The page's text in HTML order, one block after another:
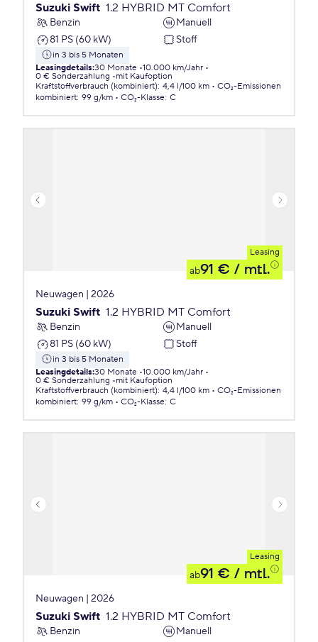
Suzuki Swift 1.2 HYBRID MT Comfort
Benzin
Manuell
81 PS (60 kW)
Stoff
in 3 bis 5 Monaten
Leasingdetails:30 Monate 10.000 km/Jahr
0 € Sonderzahlung
mit Kaufoption
Kraftstoffverbrauch (kombiniert): 4,4 l/100 km
CO₂-Emissionen
kombiniert: 99 g/km CO₂-Klasse: C
Leasing
ab91 € / mtl.
Neuwagen | 2026
Suzuki Swift 1.2 HYBRID MT Comfort
Benzin
Manuell
81 PS (60 kW)
Stoff
in 3 bis 5 Monaten
Leasingdetails:30 Monate 10.000 km/Jahr
0 € Sonderzahlung
mit Kaufoption
Kraftstoffverbrauch (kombiniert): 4,4 l/100 km
CO₂-Emissionen
kombiniert: 99 g/km CO₂-Klasse: C
Leasing
ab91 € / mtl.
Neuwagen | 2026
Suzuki Swift 1.2 HYBRID MT Comfort
Benzin
Manuell